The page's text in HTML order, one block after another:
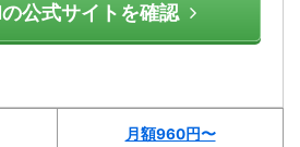
公式サイトを確認
月額960円〜